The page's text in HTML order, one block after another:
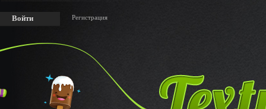
Войти Регистрация